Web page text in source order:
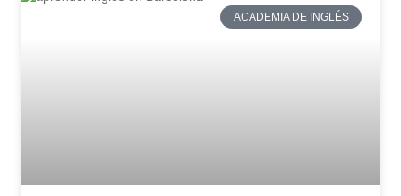
ACADEMIA DE INGLÉS